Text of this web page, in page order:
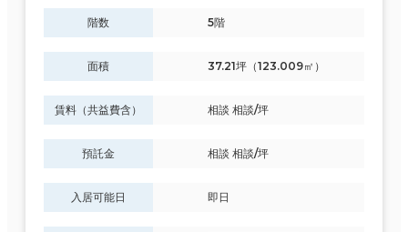
階数 5階
面積 37.21坪（123.009㎡）
賃料（共益費含） 相談 相談/坪
預託金 相談 相談/坪
入居可能日 即日